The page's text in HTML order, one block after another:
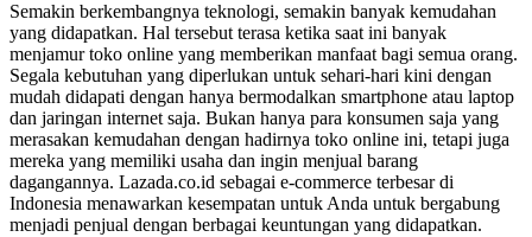
Semakin berkembangnya teknologi, semakin banyak kemudahan
yang didapatkan. Hal tersebut terasa ketika saat ini banyak
menjamur toko online yang memberikan manfaat bagi semua orang.
Segala kebutuhan yang diperlukan untuk sehari-hari kini dengan
mudah didapati dengan hanya bermodalkan smartphone atau laptop
dan jaringan internet saja. Bukan hanya para konsumen saja yang
merasakan kemudahan dengan hadirnya toko online ini, tetapi juga
mereka yang memiliki usaha dan ingin menjual barang
dagangannya. Lazada.co.id sebagai e-commerce terbesar di
Indonesia menawarkan kesempatan untuk Anda untuk bergabung
menjadi penjual dengan berbagai keuntungan yang didapatkan.